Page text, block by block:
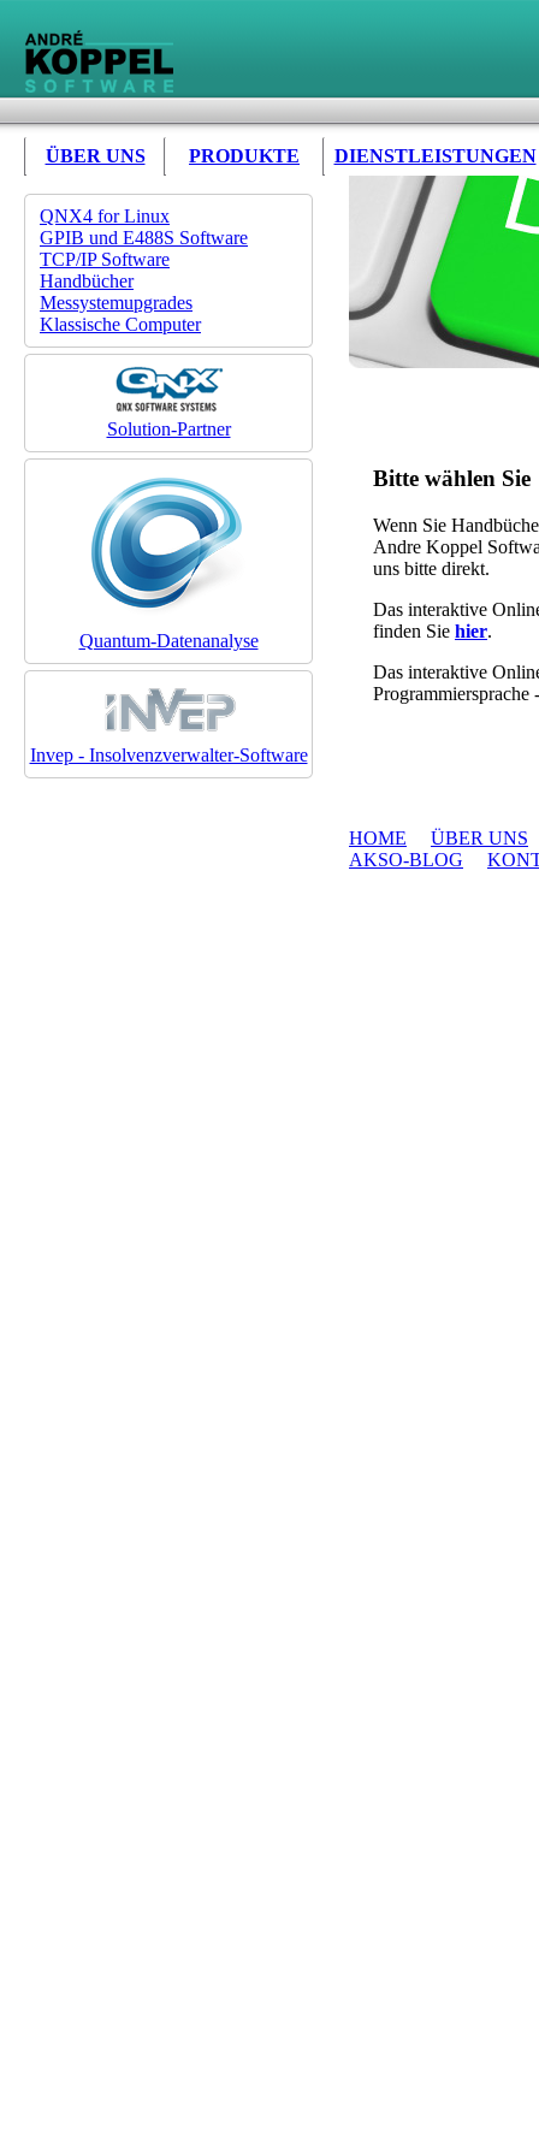
ÜBER UNS PRODUKTE DIENSTLEISTUNGEN
QNX4 for Linux
GPIB und E488S Software
TCP/IP Software
Handbücher
Messystemupgrades
Klassische Computer
Solution-Partner
Quantum-Datenanalyse
Invep - Insolvenzverwalter-Software
Bitte wählen Sie
Wenn Sie
Andre Koppel
uns bitte direkt.
Das interaktive
finden Sie hier.
Das interaktive
HOME
ÜBER UNS
AKSO-BLOG